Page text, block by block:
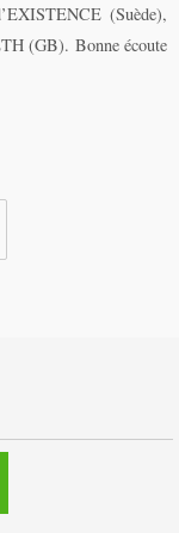
(Suède),
(GB). Bonne écoute